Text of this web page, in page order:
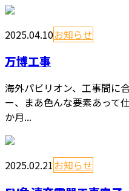
2025.04.10お知らせ
万博工事
海外パビリオン、工事間に
ー、まあ色んな要素あって
か月...
2025.02.21お知らせ